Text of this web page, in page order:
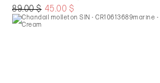
89.00 $ 45.00 $